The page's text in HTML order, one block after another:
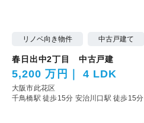
リノベ向き物件 中古戸建て
春日出中2丁目 中古戸建
5,200 万円 4 LDK
大阪市此花区
千鳥橋駅 徒歩15分 安治川口駅 徒歩15分